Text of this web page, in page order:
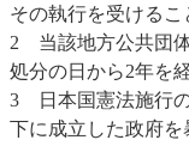
その執行を受けるこ
2 当該地方公共団
処分の日から2年を
3 日本国憲法施行
下に成立した政府